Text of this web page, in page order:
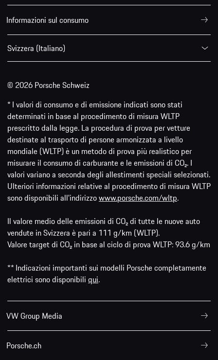
Informazioni sul consumo
Svizzera (Italiano)
© 2026 Porsche Schweiz
* I valori di consumo e di emissione indicati sono stati
determinati in base al procedimento di misura WLTP
prescritto dalla legge. La procedura di prova per vetture
destinate al trasporto di persone armonizzata a livello
mondiale (WLTP) è un metodo di prova più realistico per
misurare il consumo di carburante e le emissioni di CO₂. I
valori variano a seconda degli allestimenti speciali selezionati.
Ulteriori informazioni relative al procedimento di misura WLTP
sono disponibili all'indirizzowww.porsche.com/wltp.
Il valore medio delle emissioni di CO₂ di tutte le nuove auto
vendute in Svizzera è pari a 111 g/km (WLTP).
Valore target di CO₂ in base al ciclo di prova WLTP: 93.6 g/km
** Indicazioni importanti sui modelli Porsche completamente
elettrici sono disponibili qui.
VW Group Media
Porsche.ch